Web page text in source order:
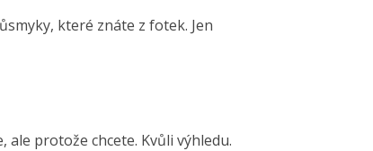
které znáte z fotek. Jen
protože chcete. Kvůli výhledu.